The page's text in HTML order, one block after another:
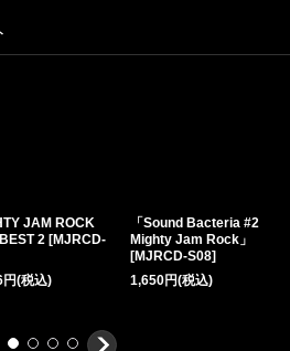
JAM ROCK
2 [MJRCD-
円(税込)
「Sound Bacteria #2
Mighty Jam Rock」
[MJRCD-S08]
1,650円(税込)